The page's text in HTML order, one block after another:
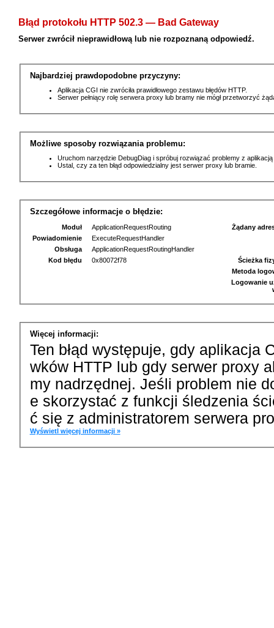
Błąd protokołu HTTP 502.3 — Bad Gateway
Serwer zwrócił nieprawidłową lub nie rozpoznaną odpowiedź.
Najbardziej prawdopodobne przyczyny:
Aplikacja CGI nie zwróciła prawidłowego zestawu błędów HTTP.
Serwer pełniący rolę serwera proxy lub bramy nie mógł przetworzyć
Możliwe sposoby rozwiązania problemu:
Uruchom narzędzie DebugDiag i spróbuj rozwiązać problemy z
Ustal, czy za ten błąd odpowiedzialny jest serwer proxy lub bramie.
Szczegółowe informacje o błędzie:
Moduł
ApplicationRequestRouting
Powiadomienie
ExecuteRequestHandler
Obsługa
ApplicationRequestRoutingHandler
Kod błędu
0x80072f78
Żądany
Ścieżka
Metoda
Logowanie
Więcej informacji:
Ten błąd występuje, gdy aplikacja
wków HTTP lub gdy serwer proxy
my nadrzędnej. Jeśli problem nie
e skorzystać z funkcji śledzenia
ć się z administratorem serwera
Wyświetl więcej informacji »